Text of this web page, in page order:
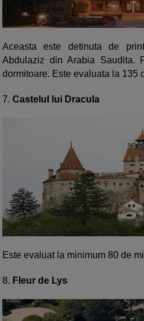
Aceasta este detinuta de
Abdulaziz din Arabia
dormitoare. Este evaluata la 135
7. Castelul lui Dracula
Este evaluat la minimum 80 de
8. Fleur de Lys